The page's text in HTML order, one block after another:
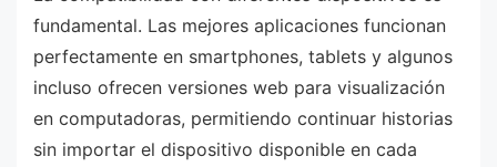
fundamental. Las mejores aplicaciones funcionan
perfectamente en smartphones, tablets y algunos
incluso ofrecen versiones web para visualización
en computadoras, permitiendo continuar historias
sin importar el dispositivo disponible en cada